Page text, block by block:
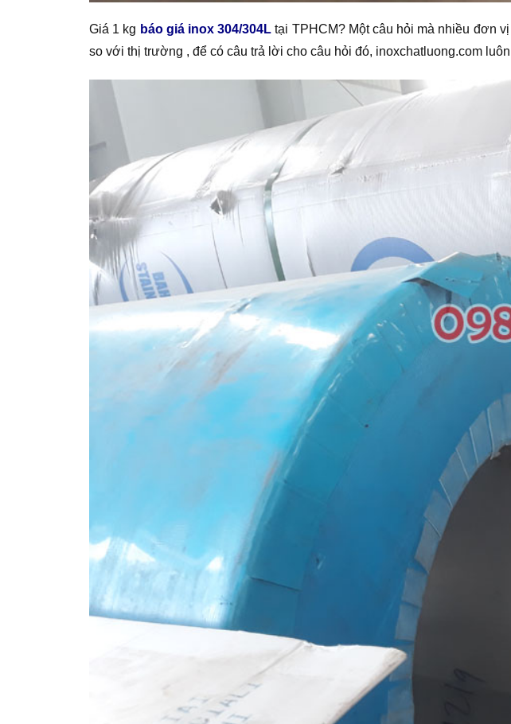
Giá 1 kg báo giá inox 304/304L tại TPHCM? Một câu hỏi mà nhiều đơn
so với thị trường , để có câu trả lời cho câu hỏi đó, inoxchatluong.com